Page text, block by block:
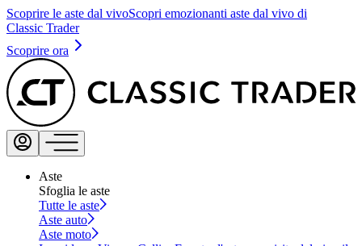
Scoprire le aste dal vivoScopri emozionanti aste dal vivo di
Classic Trader
Scoprire ora
Aste
Sfoglia le aste
Tutte le aste
Aste auto
Aste moto